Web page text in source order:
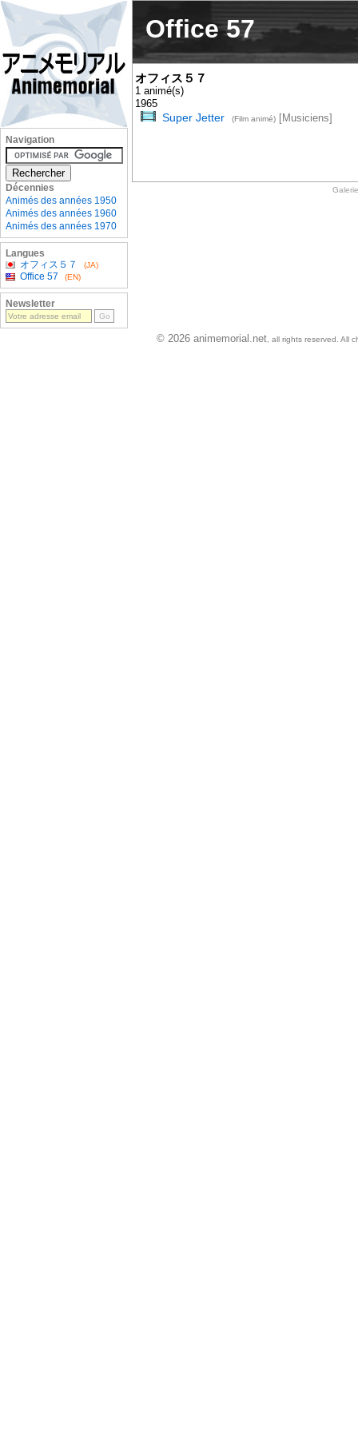
Office 57
オフィス５７
1 animé(s)
1965
Super Jetter (Film animé)[Musiciens]
Galerie
Navigation
Décennies
Animés des années 1950
Animés des années 1960
Animés des années 1970
Langues
オフィス５７
(JA)
Office 57 (EN)
Newsletter
© 2026 animemorial.net , all rights reserved. All